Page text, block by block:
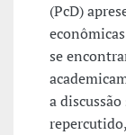
(PcD)
se
a